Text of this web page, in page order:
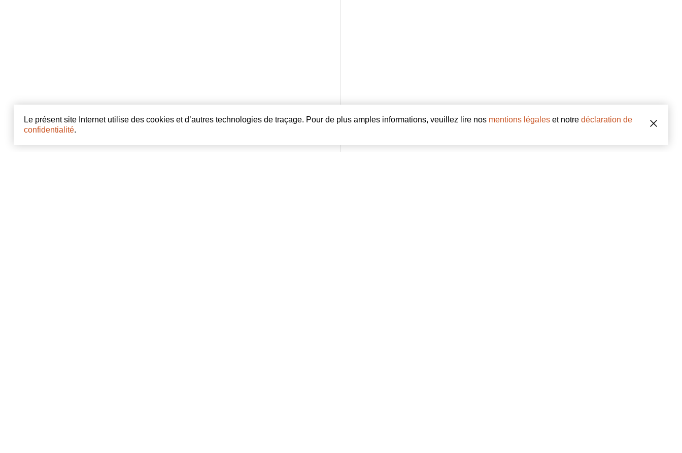
Le présent site Internet utilise des cookies et d’autres technologies de traçage. Pour de plus amples informations, veuillez lire nos mentions légaleset notre déclaration de
confidentialité.